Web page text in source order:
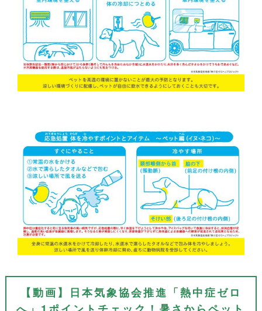
【動画】日本気象協会推進「熱中症ゼロ